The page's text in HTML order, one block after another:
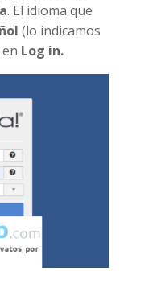
. El idioma que
(lo indicamos
Log in.